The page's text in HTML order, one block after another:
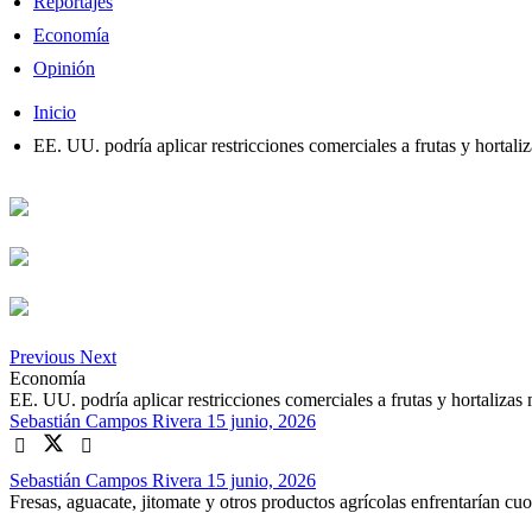
Economía
Opinión
Inicio
EE. UU. podría aplicar restricciones comerciales a frutas y
Previous Next
Economía
EE. UU. podría aplicar restricciones comerciales a frutas y hortalizas
Sebastián Campos Rivera 15 junio, 2026
Sebastián Campos Rivera 15 junio, 2026
Fresas, aguacate, jitomate y otros productos agrícolas enfrentarían